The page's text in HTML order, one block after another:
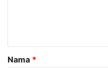
a
r
Nama *